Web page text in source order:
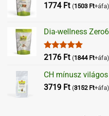
1774 Ft (1503 Ft+áfa)
Dia-wellness
Értékelés:
2176 Ft (1844 Ft+áfa)
CH mínusz
3719 Ft (3152 Ft+áfa)